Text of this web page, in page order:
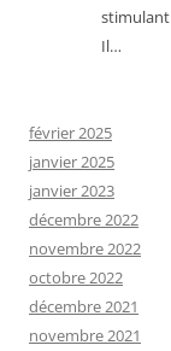
Il…
février 2025
janvier 2025
janvier 2023
décembre 2022
novembre 2022
octobre 2022
décembre 2021
novembre 2021